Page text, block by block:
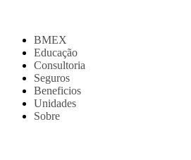
BMEX
Educação
Consultoria
Seguros
Beneficios
Unidades
Sobre